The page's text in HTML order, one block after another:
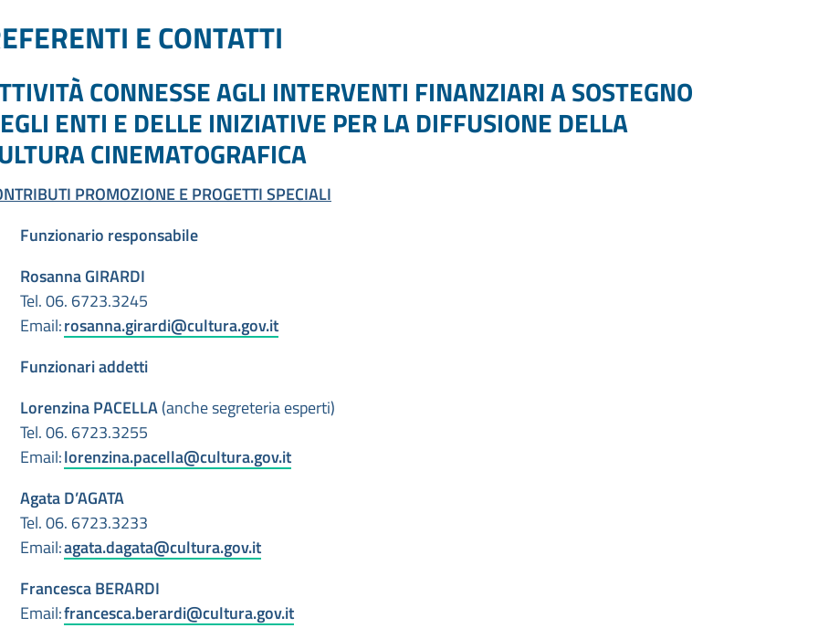
E CONTATTI
CONNESSE AGLI INTERVENTI FINANZIARI A SOSTEGNO
ENTI E DELLE INIZIATIVE PER LA DIFFUSIONE DELLA
CINEMATOGRAFICA
PROMOZIONE E PROGETTI SPECIALI
Funzionario responsabile
Rosanna GIRARDI
Tel. 06. 6723.3245
Email:rosanna.girardi@cultura.gov.it
Funzionari addetti
Lorenzina PACELLA(anche segreteria esperti)
Tel. 06. 6723.3255
Email:lorenzina.pacella@cultura.gov.it
Agata D’AGATA
Tel. 06. 6723.3233
Email:agata.dagata@cultura.gov.it
Francesca BERARDI
Email:francesca.berardi@cultura.gov.it